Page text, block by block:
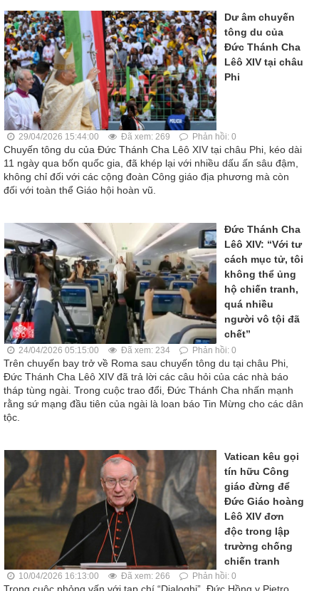
Dư âm chuyến
tông du của
Đức Thánh Cha
Lêô XIV tại châu
Phi
29/04/2026 15:44:00 Đã xem: 269 Phản hồi: 0
Chuyến tông du của Đức Thánh Cha Lêô XIV tại châu Phi, kéo dài
11 ngày qua bốn quốc gia, đã khép lại với nhiều dấu ấn sâu đậm,
không chỉ đối với các cộng đoàn Công giáo địa phương mà còn
đối với toàn thể Giáo hội hoàn vũ.
Đức Thánh Cha
Lêô XIV: “Với tư
cách mục tử, tôi
không thể ủng
hộ chiến tranh,
quá nhiều
người vô tội đã
chết”
24/04/2026 05:15:00 Đã xem: 234 Phản hồi: 0
Trên chuyến bay trở về Roma sau chuyến tông du tại châu Phi,
Đức Thánh Cha Lêô XIV đã trả lời các câu hỏi của các nhà báo
tháp tùng ngài. Trong cuộc trao đổi, Đức Thánh Cha nhấn mạnh
rằng sứ mạng đầu tiên của ngài là loan báo Tin Mừng cho các dân
tộc.
Vatican kêu gọi
tín hữu Công
giáo đừng để
Đức Giáo hoàng
Lêô XIV đơn
độc trong lập
trường chống
chiến tranh
10/04/2026 16:13:00 Đã xem: 266 Phản hồi: 0
Trong cuộc phỏng vấn với tạp chí “Dialoghi”, Đức Hồng y Pietro